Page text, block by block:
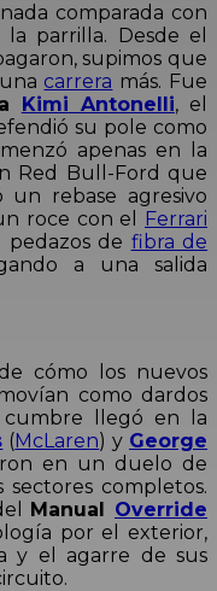
comparada con
parrilla. Desde el
supimos que
carrera más. Fue
Kimi Antonelli, el
su pole como
apenas en la
Red Bull-Ford que
rebase agresivo
roce con el Ferrari
pedazos de fibra de
a una salida
cómo los nuevos
como dardos
llegó en la
(McLaren) y George
en un duelo de
completos.
Manual Override
por el exterior,
y el agarre de sus